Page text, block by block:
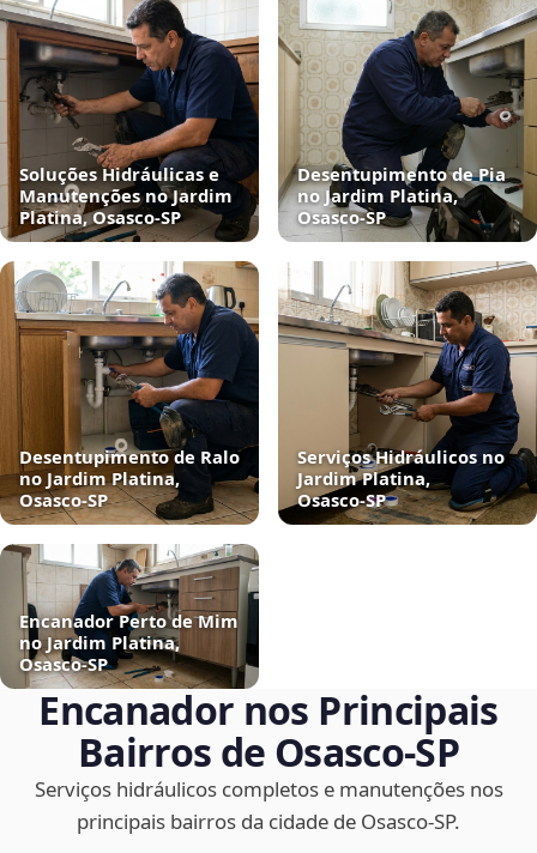
Soluções Hidráulicas e
Manutenções no Jardim
Platina, Osasco‑SP
Desentupimento de Pia
no Jardim Platina,
Osasco‑SP
Desentupimento de Ralo
no Jardim Platina,
Osasco‑SP
Serviços Hidráulicos no
Jardim Platina,
Osasco‑SP
Encanador Perto de Mim
no Jardim Platina,
Osasco‑SP
Encanador nos Principais
Bairros de Osasco‑SP
Serviços hidráulicos completos e manutenções nos
principais bairros da cidade de Osasco‑SP.